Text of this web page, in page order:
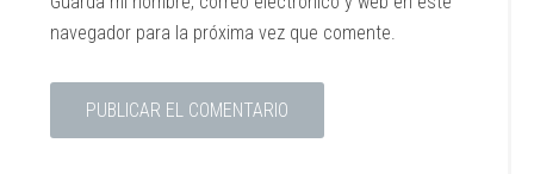
navegador para la próxima vez que comente.